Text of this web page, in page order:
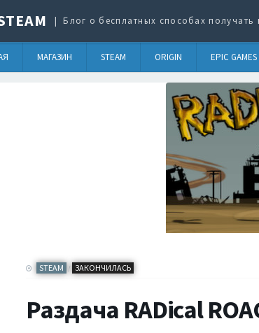
Блог о бесплатных способах получать
МАГАЗИН STEAM ORIGIN EPIC GAMES
STEAM / ЗАКОНЧИЛАСЬ
Раздача RADical